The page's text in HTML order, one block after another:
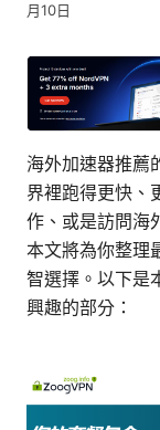
月10日
海外加速器推薦
界裡跑得更快、
作、或是訪問海
本文將為你整理
智選擇。以下是
興趣的部分：